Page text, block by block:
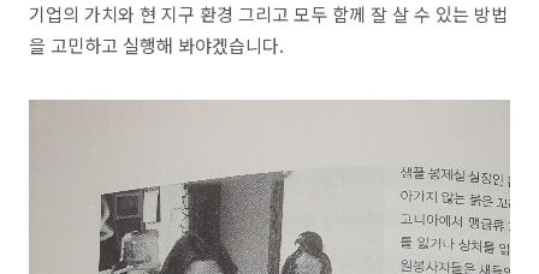
기업의 가치와 현 지구 환경 그리고 모두 함께 잘 살 수 있는 방법
을 고민하고 실행해 봐야겠습니다.